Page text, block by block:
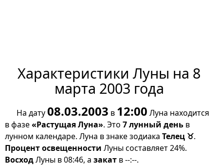
Характеристики Луны на 8
марта 2003 года
На дату08.03.2003 в 12:00 Луна находится
в фазе«Растущая Луна». Это 7 лунный день в
лунном календаре. Луна в знаке зодиака Телец ♉.
Процент освещенности Луны составляет 24%.
ВосходЛуны в 08:46, а закат в --:--.